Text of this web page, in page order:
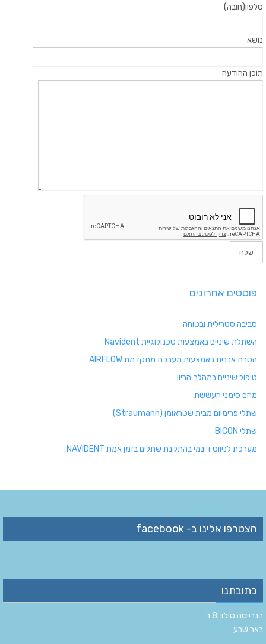
טלפון(חובה)
נושא
תוכן ההודעה
פוסטים אחרונים
סביבה סטרילית ובטוחה
השתלת שיניים באמצעות טכנולוגיית Navident
הסרת אבנית באמצעות מערכת מתקדמת AIRFLOW
טיפול שיניים במהלך הריון
מהם סימני העששת
שתלי פרימיום מבית שטראומן (Straumann)
שתלי BICON
מערכת לניווט דינמי בהתקנת שתלים בזמן אמת NAVIDENT
הצטרפו אלינו ב- facebook
כתובתנו
הנרייטה סולד 8 ב‏
‏באר שבע‏